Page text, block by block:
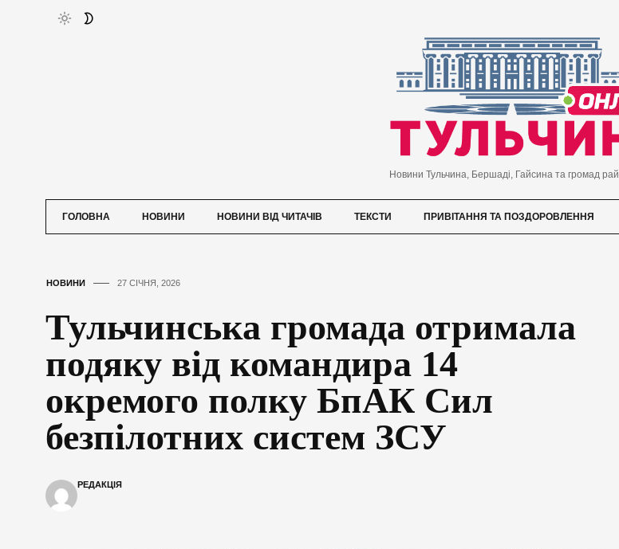
Новини Тульчина, Бершаді, Гайсина та громад
ГОЛОВНА НОВИНИ НОВИНИ ВІД ЧИТАЧІВ ТЕКСТИ ПРИВІТАННЯ ТА ПОЗДОРОВЛЕННЯ
НОВИНИ 27 СІЧНЯ, 2026
Тульчинська громада отримала
подяку від командира 14
окремого полку БпАК Сил
безпілотних систем ЗСУ
РЕДАКЦІЯ